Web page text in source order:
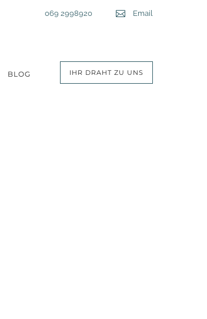
069 2998920 Email
IHR DRAHT ZU UNS
BLOG